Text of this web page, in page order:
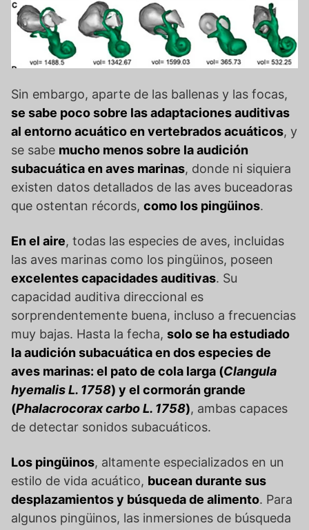
Sin embargo, aparte de las ballenas y las focas,
se sabe poco sobre las adaptaciones auditivas
al entorno acuático en vertebrados acuáticos, y
se sabe mucho menos sobre la audición
subacuática en aves marinas, donde ni siquiera
existen datos detallados de las aves buceadoras
que ostentan récords, como los pingüinos.
En el aire, todas las especies de aves, incluidas
las aves marinas como los pingüinos, poseen
excelentes capacidades auditivas. Su
capacidad auditiva direccional es
sorprendentemente buena, incluso a frecuencias
muy bajas. Hasta la fecha, solo se ha estudiado
la audición subacuática en dos especies de
aves marinas: el pato de cola larga (Clangula
hyemalis L. 1758) y el cormorán grande
(Phalacrocorax carbo L. 1758), ambas capaces
de detectar sonidos subacuáticos.
Los pingüinos, altamente especializados en un
estilo de vida acuático, bucean durante sus
desplazamientos y búsqueda de alimento. Para
algunos pingüinos, las inmersiones de búsqueda